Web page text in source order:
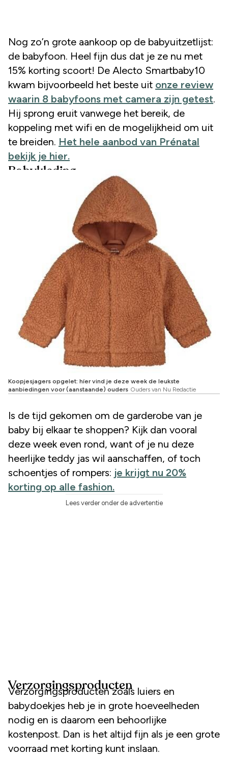
Nog zo’n grote aankoop op de babyuitzetlijst:
de babyfoon. Heel fijn dus dat je ze nu met
15% korting scoort! De Alecto Smartbaby10
kwam bijvoorbeeld het beste uit onze review
waarin 8 babyfoons met camera zijn getest.
Hij sprong eruit vanwege het bereik, de
koppeling met wifi en de mogelijkheid om uit
te breiden. Het hele aanbod van Prénatal
bekijk je hier.
Babykleding
Koopjesjagers opgelet: híer vind je deze week de leukste
aanbiedingen voor (aanstaande) ouders Ouders van Nu Redactie
Is de tijd gekomen om de garderobe van je
baby bij elkaar te shoppen? Kijk dan vooral
deze week even rond, want of je nu deze
heerlijke teddy jas wil aanschaffen, of toch
schoentjes of rompers: je krijgt nu 20%
korting op alle fashion.
Lees verder onder de advertentie
Verzorgingsproducten
Verzorgingsproducten zoals luiers en
babydoekjes heb je in grote hoeveelheden
nodig en is daarom een behoorlijke
kostenpost. Dan is het altijd fijn als je een grote
voorraad met korting kunt inslaan.